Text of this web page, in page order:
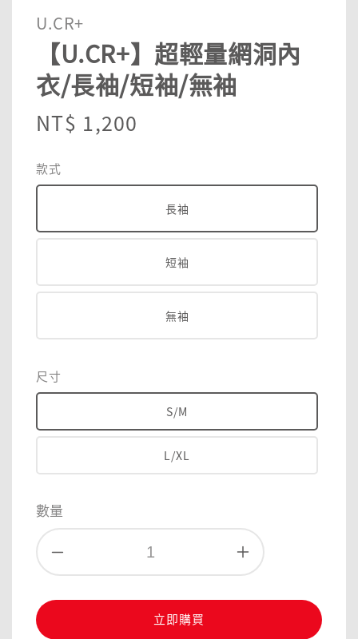
U.CR+
【U.CR+】超輕量網洞內
衣/長袖/短袖/無袖
Regular
NT$ 1,200
款式
長袖
短袖
無袖
尺寸
S/M
L/XL
數量
立即購買